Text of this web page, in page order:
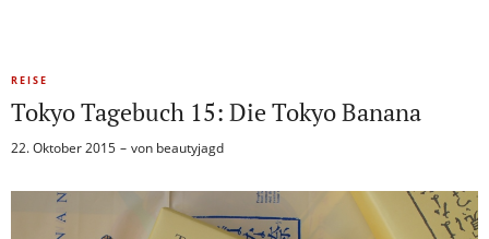
REISE
Tokyo Tagebuch 15: Die Tokyo Banana
22. Oktober 2015 von beautyjagd